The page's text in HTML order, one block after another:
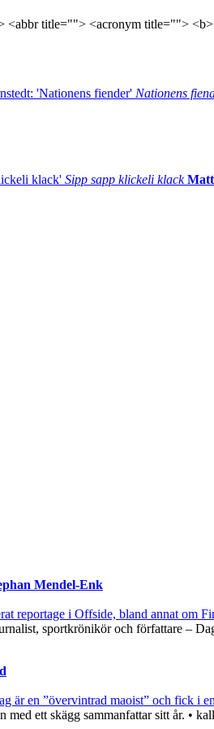
title=""> <acronym title="">
Nationens
Sipp sapp klickeli klack
Mendel-Enk
reportage i Offside, bland annat om
sportkrönikör och författare –
är en ”övervintrad maoist” och fick i
med ett skägg sammanfattar sitt år. •